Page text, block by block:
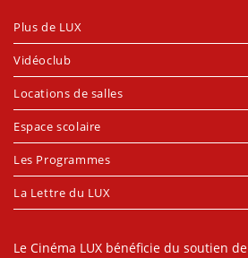
Plus de LUX
Vidéoclub
Locations de salles
Espace scolaire
Les Programmes
La Lettre du LUX
Le Cinéma LUX bénéficie du soutien de